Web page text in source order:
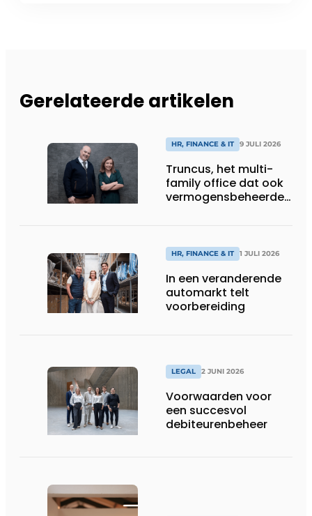
Gerelateerde artikelen
HR, FINANCE & IT 9 JULI 2026
Truncus, het multi-
family office dat ook
vermogensbeheerder
HR, FINANCE & IT 1 JULI 2026
In een veranderende
automarkt telt
voorbereiding
LEGAL 2 JUNI 2026
Voorwaarden voor
een succesvol
debiteurenbeheer